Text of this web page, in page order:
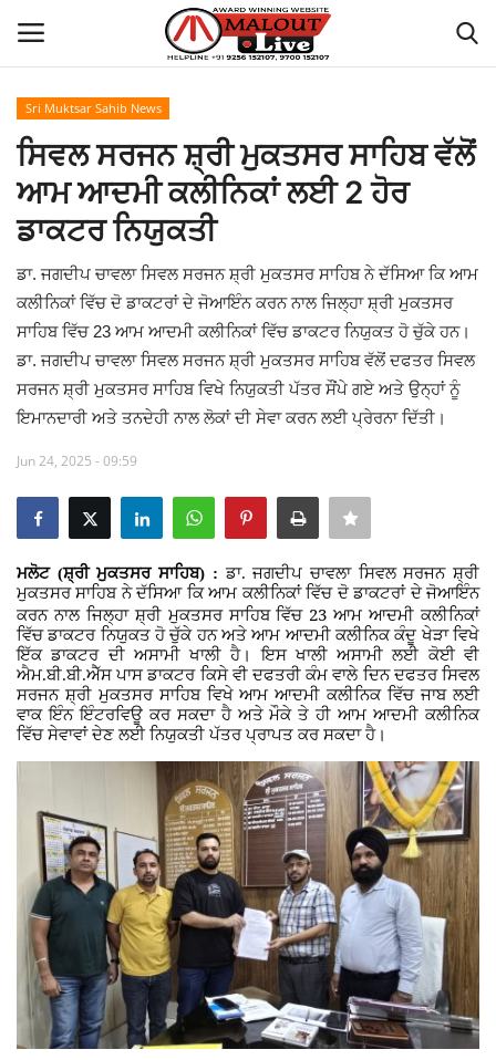
Home
How to Reach Malout
Privacy Policy
Malout News
Giddarbaha
Railway Time Table
Lambi
Sri Muktsar Sahib News
Punjab
Life & Style
Important
Contact Us
Sri Muktsar Sahib News
ਸਿਵਲ ਸਰਜਨ ਸ਼੍ਰੀ ਮੁਕਤਸਰ ਸਾਹਿਬ ਵੱਲੋਂ
ਆਮ ਆਦਮੀ ਕਲੀਨਿਕਾਂ ਲਈ 2 ਹੋਰ
ਡਾਕਟਰ ਨਿਯੁਕਤੀ
ਡਾ. ਜਗਦੀਪ ਚਾਵਲਾ ਸਿਵਲ ਸਰਜਨ ਸ਼੍ਰੀ ਮੁਕਤਸਰ ਸਾਹਿਬ ਨੇ ਦੱਸਿਆ ਕਿ ਆਮ
ਕਲੀਨਿਕਾਂ ਵਿੱਚ ਦੋ ਡਾਕਟਰਾਂ ਦੇ ਜੋਆਇੰਨ ਕਰਨ ਨਾਲ ਜਿਲ੍ਹਾ ਸ਼੍ਰੀ ਮੁਕਤਸਰ
ਸਾਹਿਬ ਵਿੱਚ 23 ਆਮ ਆਦਮੀ ਕਲੀਨਿਕਾਂ ਵਿੱਚ ਡਾਕਟਰ ਨਿਯੁਕਤ ਹੋ ਚੁੱਕੇ ਹਨ।
ਡਾ. ਜਗਦੀਪ ਚਾਵਲਾ ਸਿਵਲ ਸਰਜਨ ਸ਼੍ਰੀ ਮੁਕਤਸਰ ਸਾਹਿਬ ਵੱਲੋਂ ਦਫਤਰ ਸਿਵਲ
ਸਰਜਨ ਸ਼੍ਰੀ ਮੁਕਤਸਰ ਸਾਹਿਬ ਵਿਖੇ ਨਿਯੁਕਤੀ ਪੱਤਰ ਸੌਂਪੇ ਗਏ ਅਤੇ ਉਨ੍ਹਾਂ ਨੂੰ
ਇਮਾਨਦਾਰੀ ਅਤੇ ਤਨਦੇਹੀ ਨਾਲ ਲੋਕਾਂ ਦੀ ਸੇਵਾ ਕਰਨ ਲਈ ਪ੍ਰੇਰਨਾ ਦਿੱਤੀ।
Jun 24, 2025 - 09:59
ਮਲੋਟ (ਸ਼੍ਰੀ ਮੁਕਤਸਰ ਸਾਹਿਬ) : ਡਾ. ਜਗਦੀਪ ਚਾਵਲਾ ਸਿਵਲ ਸਰਜਨ ਸ਼੍ਰੀ
ਮੁਕਤਸਰ ਸਾਹਿਬ ਨੇ ਦੱਸਿਆ ਕਿ ਆਮ ਕਲੀਨਿਕਾਂ ਵਿੱਚ ਦੋ ਡਾਕਟਰਾਂ ਦੇ ਜੋਆਇੰਨ
ਕਰਨ ਨਾਲ ਜਿਲ੍ਹਾ ਸ਼੍ਰੀ ਮੁਕਤਸਰ ਸਾਹਿਬ ਵਿੱਚ 23ਆਮ ਆਦਮੀ ਕਲੀਨਿਕਾਂ
ਵਿੱਚ ਡਾਕਟਰ ਨਿਯੁਕਤ ਹੋ ਚੁੱਕੇ ਹਨ ਅਤੇ ਆਮ ਆਦਮੀ ਕਲੀਨਿਕ ਕੰਦੂ ਖੇੜਾ ਵਿਖੇ
ਇੱਕ ਡਾਕਟਰ ਦੀ ਅਸਾਮੀ ਖਾਲੀ ਹੈ। ਇਸ ਖਾਲੀ ਅਸਾਮੀ ਲਈ ਕੋਈ ਵੀ
ਐਮ.ਬੀ.ਬੀ.ਐੱਸ ਪਾਸ ਡਾਕਟਰ ਕਿਸੇ ਵੀ ਦਫਤਰੀ ਕੰਮ ਵਾਲੇ ਦਿਨ ਦਫਤਰ ਸਿਵਲ
ਸਰਜਨ ਸ਼੍ਰੀ ਮੁਕਤਸਰ ਸਾਹਿਬ ਵਿਖੇ ਆਮ ਆਦਮੀ ਕਲੀਨਿਕ ਵਿੱਚ ਜਾਬ ਲਈ
ਵਾਕ ਇੰਨ ਇੰਟਰਵਿਊ ਕਰ ਸਕਦਾ ਹੈ ਅਤੇ ਮੌਕੇ ਤੇ ਹੀ ਆਮ ਆਦਮੀ ਕਲੀਨਿਕ
ਵਿੱਚ ਸੇਵਾਵਾਂ ਦੇਣ ਲਈ ਨਿਯੁਕਤੀ ਪੱਤਰ ਪ੍ਰਾਪਤ ਕਰ ਸਕਦਾ ਹੈ।